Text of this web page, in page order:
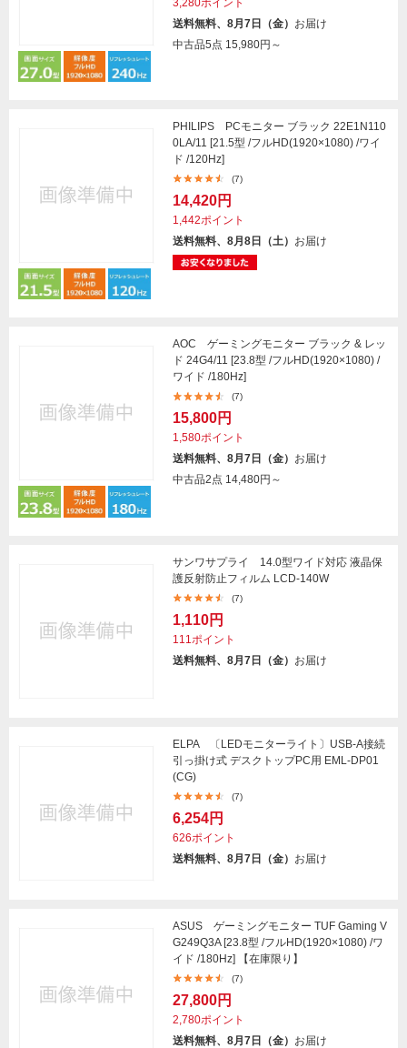
送料無料、8月7日（金） お届け
中古品5点 15,980円～
PHILIPS PCモニター ブラック 22E1N110
0LA/11 [21.5型 /フルHD(1920×1080) /ワイ
ド /120Hz]
(7)
14,420円
1,442ポイント
送料無料、8月8日（土） お届け
AOC ゲーミングモニター ブラック & レッ
ド 24G4/11 [23.8型 /フルHD(1920×1080) /
ワイド /180Hz]
(7)
15,800円
1,580ポイント
送料無料、8月7日（金） お届け
中古品2点 14,480円～
サンワサプライ 14.0型ワイド対応 液晶保
護反射防止フィルム LCD-140W
(7)
1,110円
111ポイント
送料無料、8月7日（金） お届け
ELPA 〔LEDモニターライト〕USB-A接続
引っ掛け式 デスクトップPC用 EML-DP01
(CG)
(7)
6,254円
626ポイント
送料無料、8月7日（金） お届け
ASUS ゲーミングモニター TUF Gaming V
G249Q3A [23.8型 /フルHD(1920×1080) /ワ
イド /180Hz] 【在庫限り】
(7)
27,800円
2,780ポイント
送料無料、8月7日（金） お届け